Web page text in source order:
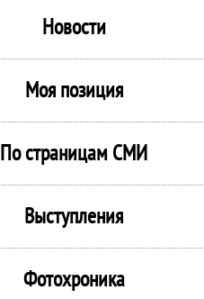
Новости
Моя позиция
По страницам СМИ
Выступления
Фотохроника